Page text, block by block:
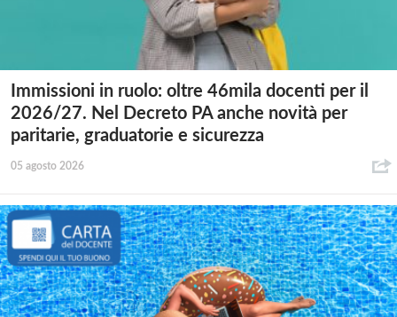
Immissioni in ruolo: oltre 46mila docenti per il
2026/27. Nel Decreto PA anche novità per
paritarie, graduatorie e sicurezza
05 agosto 2026